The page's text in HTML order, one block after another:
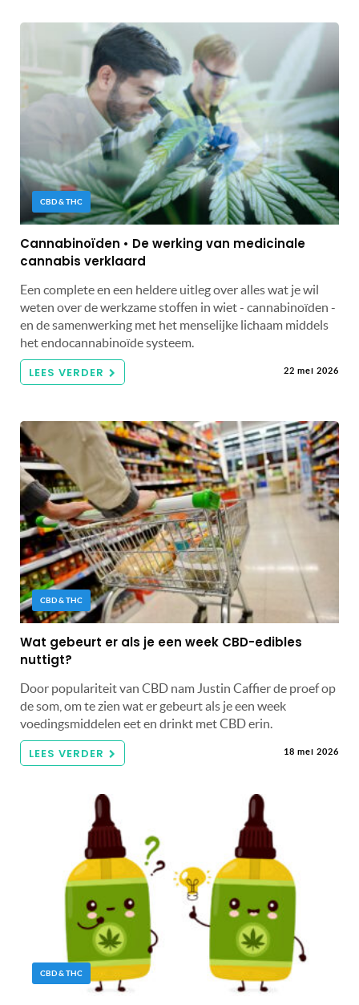
CBD & THC
Cannabinoïden • De werking van medicinale
cannabis verklaard
Een complete en een heldere uitleg over alles wat je wil
weten over de werkzame stoffen in wiet - cannabinoïden -
en de samenwerking met het menselijke lichaam middels
het endocannabinoïde systeem.
LEES VERDER 22 mei 2026
CBD & THC
Wat gebeurt er als je een week CBD-edibles
nuttigt?
Door populariteit van CBD nam Justin Caffier de proef op
de som, om te zien wat er gebeurt als je een week
voedingsmiddelen eet en drinkt met CBD erin.
LEES VERDER 18 mei 2026
CBD & THC